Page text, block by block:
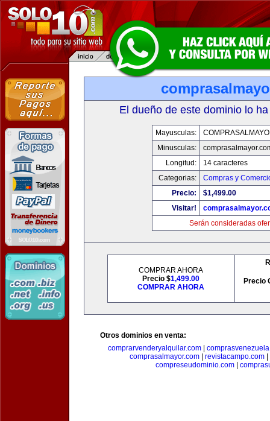
El dueño de este dominio lo
Mayusculas:
Minusculas:
Longitud:
14 caracteres
Categorias:
Compras y
Precio:
$1,499.00
Visitar!
Serán consideradas
COMPRAR AHORA
Precio $1,499.00
COMPRAR AHORA
Precio
Otros dominios en venta:
comprarvenderyalquilar.com|
comprasalmayor.com| revistacampo.com|
compreseudominio.com|